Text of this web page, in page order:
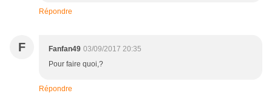
Répondre
F Fanfan49 03/09/2017 20:35
Pour faire quoi,?
Répondre